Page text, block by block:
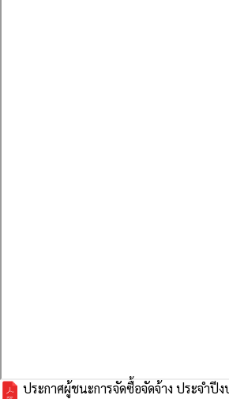
ประกาศผู้ชนะการจัดซื้อจัดจ้าง ประจำปี